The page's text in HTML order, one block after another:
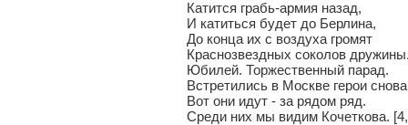
Катится грабь-армия назад,
И катиться будет до Берлина,
До конца их с воздуха громят
Краснозвездных соколов
Юбилей. Торжественный парад.
Встретились в Москве герои
Вот они идут - за рядом ряд.
Среди них мы видим Кочеткова.